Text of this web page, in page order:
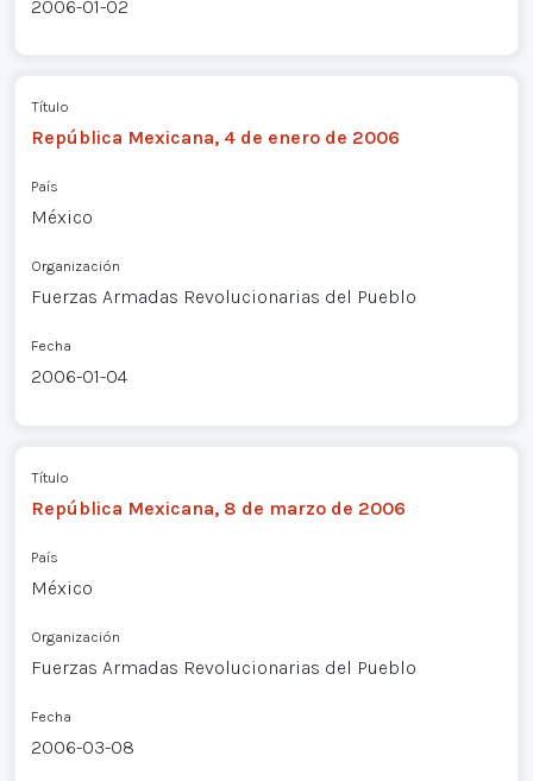
2006-01-02
Título
República Mexicana, 4 de enero de 2006
País
México
Organización
Fuerzas Armadas Revolucionarias del Pueblo
Fecha
2006-01-04
Título
República Mexicana, 8 de marzo de 2006
País
México
Organización
Fuerzas Armadas Revolucionarias del Pueblo
Fecha
2006-03-08